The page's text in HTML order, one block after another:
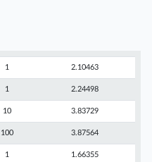
1 2.10463
1 2.24498
10 3.83729
100 3.87564
1 1.66355